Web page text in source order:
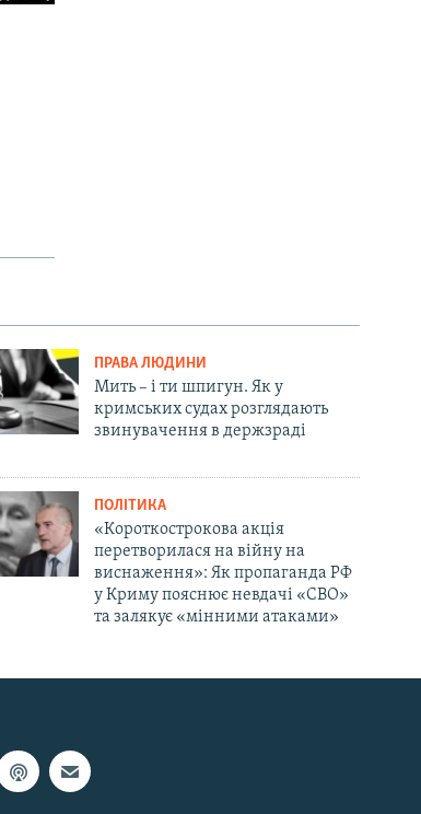
ПРАВА ЛЮДИНИ
Мить – і ти шпигун. Як у
кримських судах розглядають
звинувачення в держзраді
ПОЛІТИКА
«Короткострокова акція
перетворилася на війну на
виснаження»: Як пропаганда РФ
у Криму пояснює невдачі «СВО»
та залякує «мінними атаками»